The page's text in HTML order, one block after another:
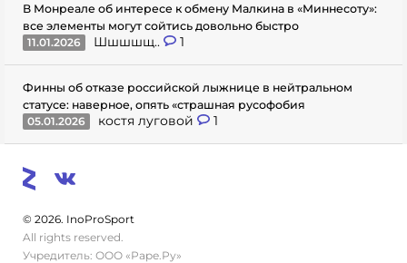
В Монреале об интересе к обмену Малкина в «Миннесоту»:
все элементы могут сойтись довольно быстро
11.01.2026
Шшшшщ.. 1
Финны об отказе российской лыжнице в нейтральном
статусе: наверное, опять «страшная русофобия
05.01.2026
костя луговой 1
© 2026. InoProSport
All rights reserved.
Учредитель: ООО «Раре.Ру»